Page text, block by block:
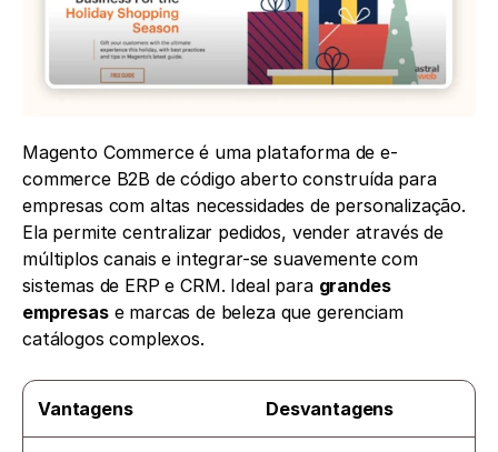
Magento Commerce é uma plataforma de e-
commerce B2B de código aberto construída para
empresas com altas necessidades de personalização.
Ela permite centralizar pedidos, vender através de
múltiplos canais e integrar-se suavemente com
sistemas de ERP e CRM. Ideal para grandes
empresas e marcas de beleza que gerenciam
catálogos complexos.
Vantagens Desvantagens